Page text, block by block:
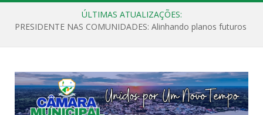
ÚLTIMAS ATUALIZAÇÕES:
PRESIDENTE NAS COMUNIDADES: Alinhando planos futuros